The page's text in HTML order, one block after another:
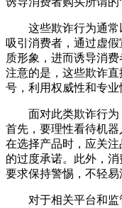
这些欺诈行为通常
吸引消费者，通过虚
质形象，进而诱导消
注意的是，这些欺诈
号，利用权威性和专业
面对此类欺诈行为
首先，要理性看待机器
在选择产品时，应关
的过度承诺。此外，
要求保持警惕，不轻易
对于相关平台和监